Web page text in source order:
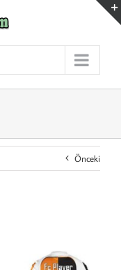
Önceki